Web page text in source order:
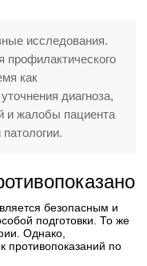
исследования.
профилактического
как
диагноза,
и жалобы пациента
безопасным и
подготовки. То же
Однако,
по